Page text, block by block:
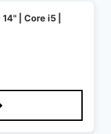
| Core i5 |